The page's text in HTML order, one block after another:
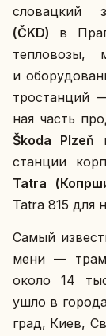
сло­вац­кий
(ČKD) в
теп­ло­во­зы,
и
тро­стан­ций
ная часть
Škoda Plzeň
стан­ции
Tatra
Tatra 815 для
Самый
ме­ни —
около 14
ушло в
град, Киев,